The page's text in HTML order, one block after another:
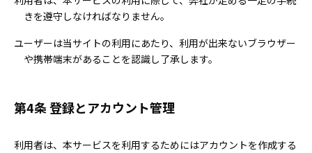
きを遵守しなければなりません。
ユーザーは当サイトの利用にあたり、利用が出来ないブラウザー
や携帯端末があることを認識し了承します。
第4条 登録とアカウント管理
利用者は、本サービスを利用するためにはアカウントを作成する